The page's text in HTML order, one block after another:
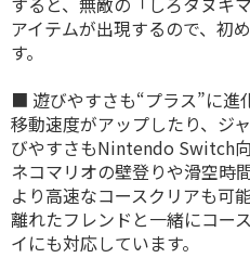
アイテムが出現するので、初
す。
■ 遊びやすさも“プラス”に進
移動速度がアップしたり、ジ
びやすさもNintendo Switch向
ネコマリオの壁登りや滑空時
より高速なコースクリアも可
離れたフレンドと一緒にコー
イにも対応しています。